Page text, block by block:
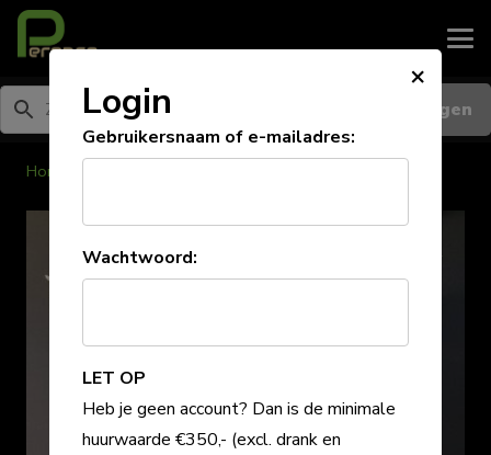
Inloggen
Home
×
Login
Gebruikersnaam of e-mailadres:
Wachtwoord:
LET OP
Heb je geen account? Dan is de minimale
huurwaarde €350,- (excl. drank en